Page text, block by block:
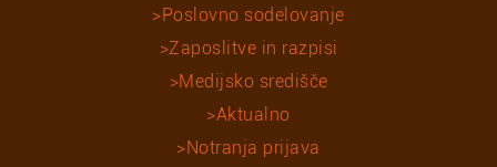
Poslovno sodelovanje
Zaposlitve in razpisi
Medijsko središče
Aktualno
Notranja prijava